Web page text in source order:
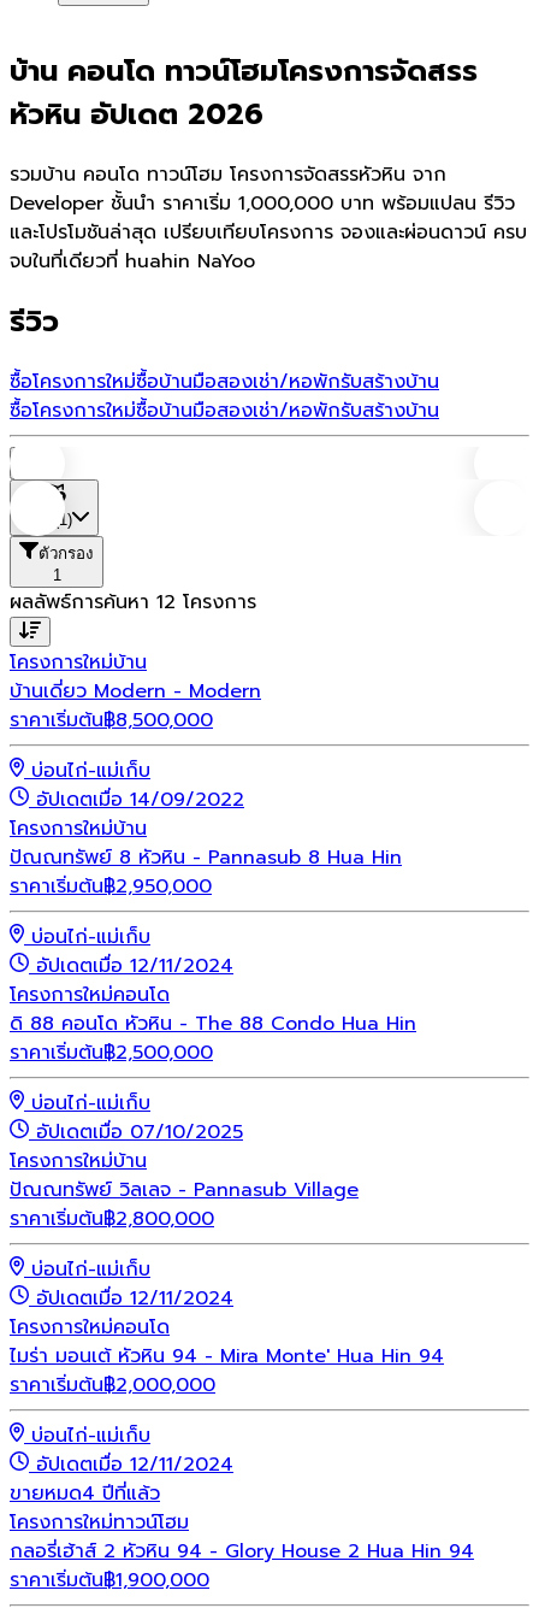
บ้าน คอนโด ทาวน์โฮมโครงการจัดสรร
หัวหิน อัปเดต 2026
รวมบ้าน คอนโด ทาวน์โฮม โครงการจัดสรรหัวหิน จาก
Developer ชั้นนำ ราคาเริ่ม 1,000,000 บาท พร้อมแปลน รีวิว
และโปรโมชันล่าสุด เปรียบเทียบโครงการ จองและผ่อนดาวน์ ครบ
จบในที่เดียวที่ huahin NaYoo
รีวิว
ซื้อโครงการใหม่ซื้อบ้านมือสองเช่า/หอพักรับสร้างบ้าน
ซื้อโครงการใหม่ซื้อบ้านมือสองเช่า/หอพักรับสร้างบ้าน
(1)
ตัวกรอง
1
ผลลัพธ์การค้นหา 12 โครงการ
โครงการใหม่บ้าน
บ้านเดี่ยว Modern - Modern
ราคาเริ่มต้น฿8,500,000
บ่อนไก่-แม่เก็บ
อัปเดตเมื่อ 14/09/2022
โครงการใหม่บ้าน
ปัณณทรัพย์ 8 หัวหิน - Pannasub 8 Hua Hin
ราคาเริ่มต้น฿2,950,000
บ่อนไก่-แม่เก็บ
อัปเดตเมื่อ 12/11/2024
โครงการใหม่คอนโด
ดิ 88 คอนโด หัวหิน - The 88 Condo Hua Hin
ราคาเริ่มต้น฿2,500,000
บ่อนไก่-แม่เก็บ
อัปเดตเมื่อ 07/10/2025
โครงการใหม่บ้าน
ปัณณทรัพย์ วิลเลจ - Pannasub Village
ราคาเริ่มต้น฿2,800,000
บ่อนไก่-แม่เก็บ
อัปเดตเมื่อ 12/11/2024
โครงการใหม่คอนโด
ไมร่า มอนเต้ หัวหิน 94 - Mira Monte' Hua Hin 94
ราคาเริ่มต้น฿2,000,000
บ่อนไก่-แม่เก็บ
อัปเดตเมื่อ 12/11/2024
ขายหมด4 ปีที่แล้ว
โครงการใหม่ทาวน์โฮม
กลอรี่เฮ้าส์ 2 หัวหิน 94 - Glory House 2 Hua Hin 94
ราคาเริ่มต้น฿1,900,000